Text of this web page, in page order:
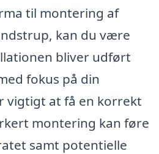
til montering af
kan du være
bliver udført
fokus på din
vigtigt at få en korrekt
montering kan føre
samt potentielle